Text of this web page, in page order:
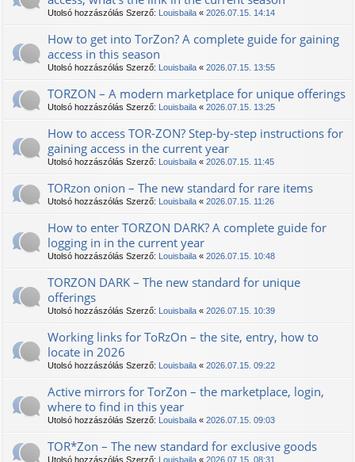
Utolsó hozzászólás Szerző: Louisbaila « 2026.07.15. 14:14
How to get into TorZon? A complete guide for gaining
access in this season
Utolsó hozzászólás Szerző: Louisbaila « 2026.07.15. 13:55
ТОRZON – A modern marketplace for unique offerings
Utolsó hozzászólás Szerző: Louisbaila « 2026.07.15. 13:25
How to access TOR-ZON? Step-by-step instructions for
gaining access in the current year
Utolsó hozzászólás Szerző: Louisbaila « 2026.07.15. 11:45
TORzon onion – The new standard for rare items
Utolsó hozzászólás Szerző: Louisbaila « 2026.07.15. 11:26
How to enter TORZON DARK? A complete guide for
logging in in the current year
Utolsó hozzászólás Szerző: Louisbaila « 2026.07.15. 10:48
TORZON DARK – The new standard for unique
offerings
Utolsó hozzászólás Szerző: Louisbaila « 2026.07.15. 10:39
Working links for TоRzOn – the site, entry, how to
locate in 2026
Utolsó hozzászólás Szerző: Louisbaila « 2026.07.15. 09:22
Active mirrors for TorZon – the marketplace, login,
where to find in this year
Utolsó hozzászólás Szerző: Louisbaila « 2026.07.15. 09:03
TOR*Zon – The new standard for exclusive goods
Utolsó hozzászólás Szerző: Louisbaila « 2026.07.15. 08:31